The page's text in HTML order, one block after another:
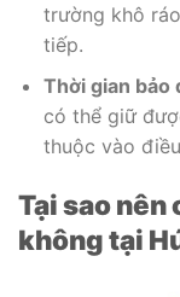
trường khô
tiếp.
Thời gian bảo
có thể giữ
thuộc vào
Tại sao
không tại